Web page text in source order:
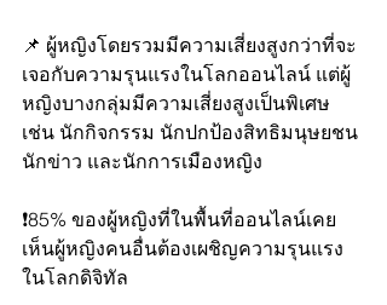
📌 ผู้หญิงโดยรวมมีความเสี่ยงสูงกว่าที่จะ
เจอกับความรุนแรงในโลกออนไลน์ แต่ผู้
หญิงบางกลุ่มมีความเสี่ยงสูงเป็นพิเศษ
เช่น นักกิจกรรม นักปกป้องสิทธิมนุษยชน
นักข่าว และนักการเมืองหญิง
❗85% ของผู้หญิงที่ในพื้นที่ออนไลน์เคย
เห็นผู้หญิงคนอื่นต้องเผชิญความรุนแรง
ในโลกดิจิทัล